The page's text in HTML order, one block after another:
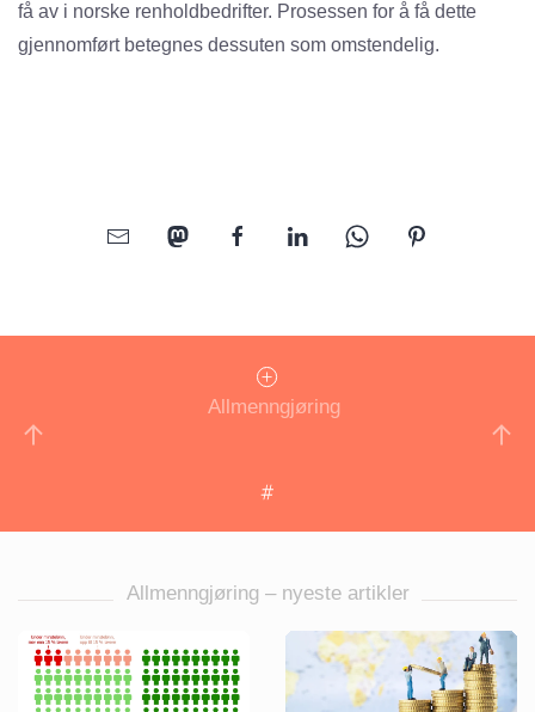
få av i norske renholdbedrifter. Prosessen for å få dette
gjennomført betegnes dessuten som omstendelig.
Allmenngjøring
Allmenngjøring – nyeste artikler